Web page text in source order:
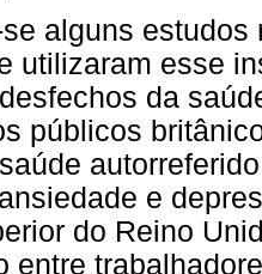
alguns
utilizaram esse
da
públicos
e
do Reino
entre